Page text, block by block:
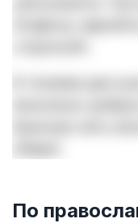
По